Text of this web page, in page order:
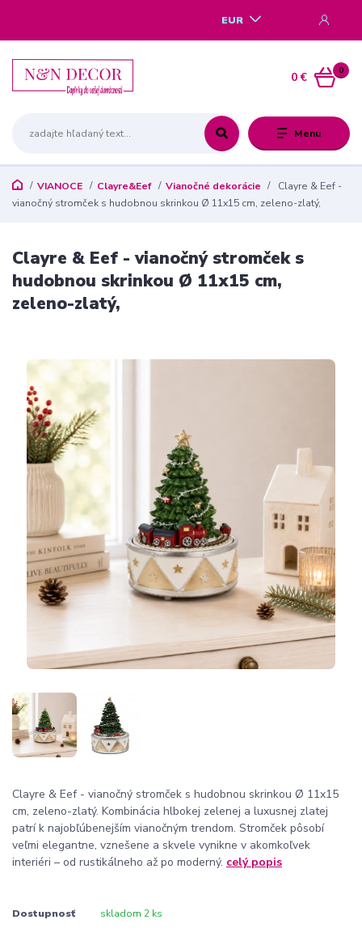
Menu
EUR
0
0 €
VIANOCE Clayre&Eef Vianočné dekorácie
Clayre & Eef -
vianočný stromček s hudobnou skrinkou Ø 11x15 cm, zeleno-zlatý,
Clayre & Eef - vianočný stromček s
hudobnou skrinkou Ø 11x15 cm,
zeleno-zlatý,
Clayre & Eef - vianočný stromček s hudobnou skrinkou Ø 11x15
cm, zeleno-zlatý. Kombinácia hlbokej zelenej a luxusnej zlatej
patrí k najobľúbenejším vianočným trendom. Stromček pôsobí
veľmi elegantne, vznešene a skvele vynikne v akomkoľvek
interiéri – od rustikálneho až po moderný. celý popis
Dostupnosť skladom 2 ks